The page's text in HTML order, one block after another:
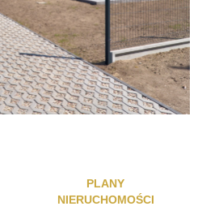
PLANY
NIERUCHOMOŚCI